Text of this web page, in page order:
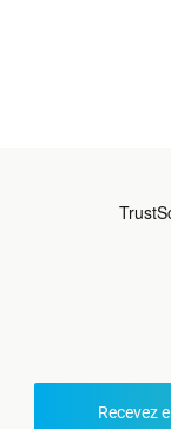
Recevez